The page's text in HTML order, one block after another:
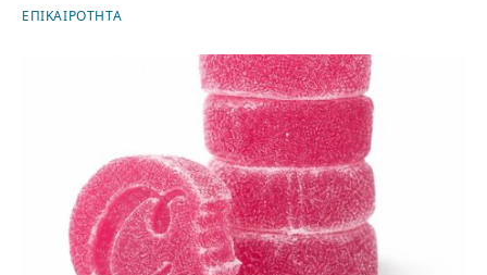
ΕΠΙΚΑΙΡΟΤΗΤΑ